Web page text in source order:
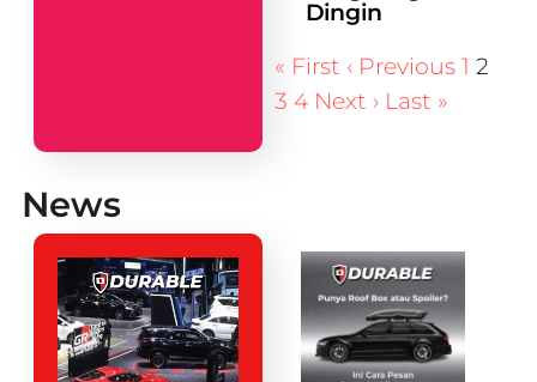
Dingin
« First ‹ Previous 1 2
3 4 Next › Last »
News